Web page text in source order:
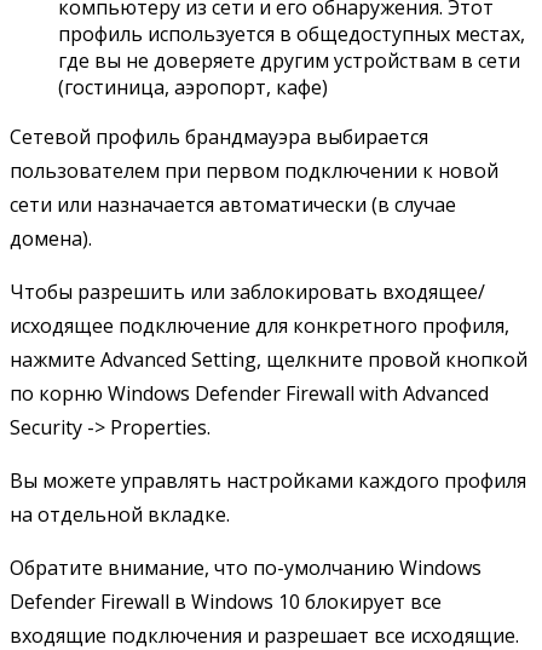
компьютеру из сети и его обнаружения. Этот
профиль используется в общедоступных местах,
где вы не доверяете другим устройствам в сети
(гостиница, аэропорт, кафе)
Сетевой профиль брандмауэра выбирается
пользователем при первом подключении к новой
сети или назначается автоматически (в случае
домена).
Чтобы разрешить или заблокировать входящее/
исходящее подключение для конкретного профиля,
нажмите Advanced Setting, щелкните провой кнопкой
по корню Windows Defender Firewall with Advanced
Security -> Properties.
Вы можете управлять настройками каждого профиля
на отдельной вкладке.
Обратите внимание, что по-умолчанию Windows
Defender Firewall в Windows 10 блокирует все
входящие подключения и разрешает все исходящие.